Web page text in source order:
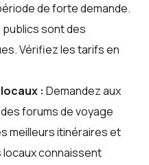
de forte demande.
sont des
Vérifiez les tarifs en
: Demandez aux
forums de voyage
meilleurs itinéraires et
connaissent